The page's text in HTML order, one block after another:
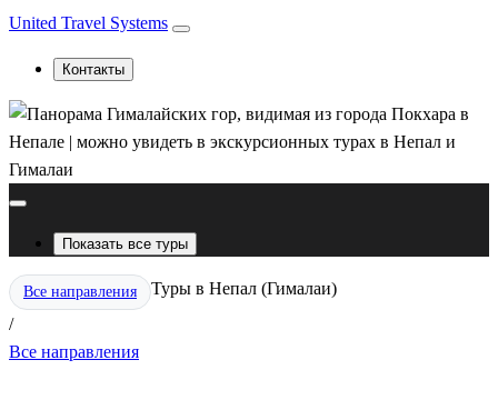
United Travel Systems
Контакты
Показать все туры
Все направления
/
Туры в Непал (Гималаи)
Все направления